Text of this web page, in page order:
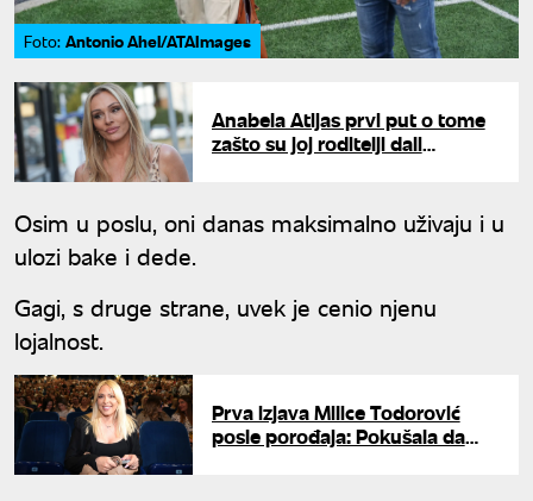
Foto: Antonio Ahel/ATAImages
Anabela Atijas prvi put o tome
zašto su joj roditelji dali
Osim u poslu, oni danas maksimalno uživaju i u
ulozi bake i dede.
Gagi, s druge strane, uvek je cenio njenu
lojalnost.
Prva izjava Milice Todorović
posle porođaja: Pokušala da